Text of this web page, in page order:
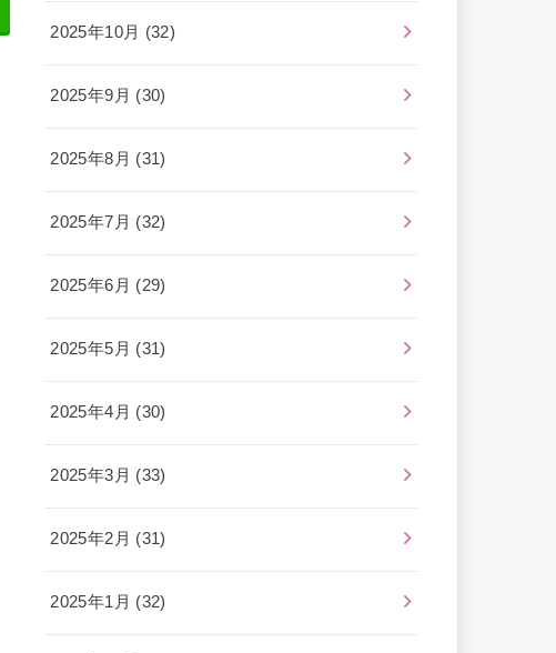
2025年10月 (32)
2025年9月 (30)
2025年8月 (31)
2025年7月 (32)
2025年6月 (29)
2025年5月 (31)
2025年4月 (30)
2025年3月 (33)
2025年2月 (31)
2025年1月 (32)